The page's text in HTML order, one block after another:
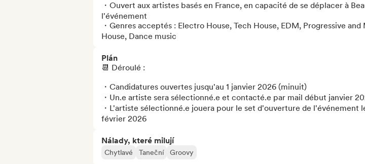
・Ouvert aux artistes basés en France, en capacité de se déplacer à
l'événement
・Genres acceptés : Electro House, Tech House, EDM, Progressive and
House, Dance music
Plán
📆 Déroulé :
・Candidatures ouvertes jusqu'au 1 janvier 2026 (minuit)
・Un.e artiste sera sélectionné.e et contacté.e par mail début janvier
・L'artiste sélectionné.e jouera pour le set d'ouverture de l'événement
février 2026
Nálady, které milují
Chytlavé Taneční Groovy